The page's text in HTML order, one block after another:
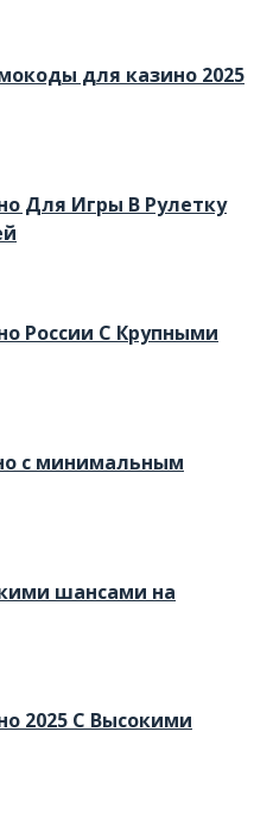
для казино 2025
Для Игры В Рулетку
России С Крупными
с минимальным
шансами на
2025 С Высокими